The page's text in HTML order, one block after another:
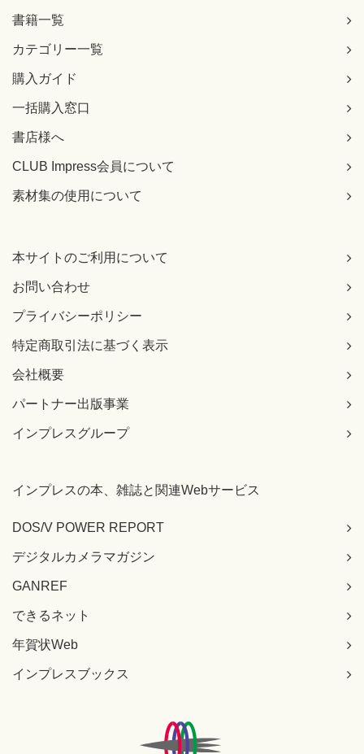
書籍一覧
カテゴリー一覧
購入ガイド
一括購入窓口
書店様へ
CLUB Impress会員について
素材集の使用について
本サイトのご利用について
お問い合わせ
プライバシーポリシー
特定商取引法に基づく表示
会社概要
パートナー出版事業
インプレスグループ
インプレスの本、雑誌と関連Webサービス
DOS/V POWER REPORT
デジタルカメラマガジン
GANREF
できるネット
年賀状Web
インプレスブックス